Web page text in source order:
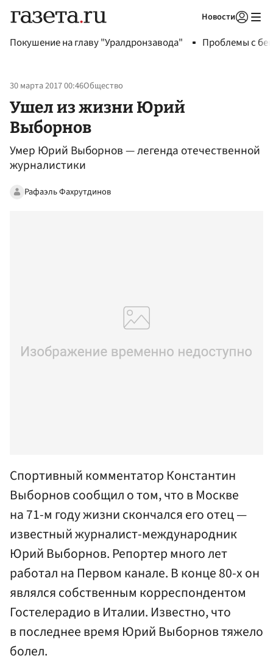
Новости
Покушение на главу "Уралдронзавода" Проблемы с
30 марта 2017 00:46Общество
Ушел из жизни Юрий
Выборнов
Умер Юрий Выборнов — легенда отечественной
журналистики
Рафаэль Фахрутдинов
Спортивный комментатор Константин
Выборнов сообщил о том, что в Москве
на 71-м году жизни скончался его отец —
известный журналист-международник
Юрий Выборнов. Репортер много лет
работал на Первом канале. В конце 80-х он
являлся собственным корреспондентом
Гостелерадио в Италии. Известно, что
в последнее время Юрий Выборнов тяжело
болел.